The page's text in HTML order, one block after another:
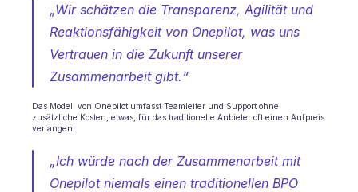
„Wir schätzen die Transparenz, Agilität und
Reaktionsfähigkeit von Onepilot, was uns
Vertrauen in die Zukunft unserer
Zusammenarbeit gibt.“
Das Modell von Onepilot umfasst Teamleiter und Support ohne
zusätzliche Kosten, etwas, für das traditionelle Anbieter oft einen Aufpreis
verlangen.
„Ich würde nach der Zusammenarbeit mit
Onepilot niemals einen traditionellen BPO